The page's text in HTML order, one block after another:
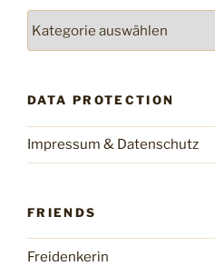
DATA PROTECTION
Impressum & Datenschutz
FRIENDS
Freidenkerin